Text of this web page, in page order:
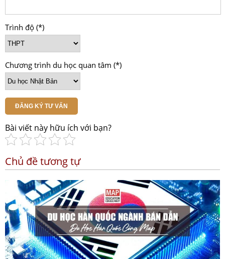
Trình độ (*)
Chương trình du học quan tâm (*)
ĐĂNG KÝ TƯ VẤN
Bài viết này hữu ích với bạn?
Chủ đề tương tự